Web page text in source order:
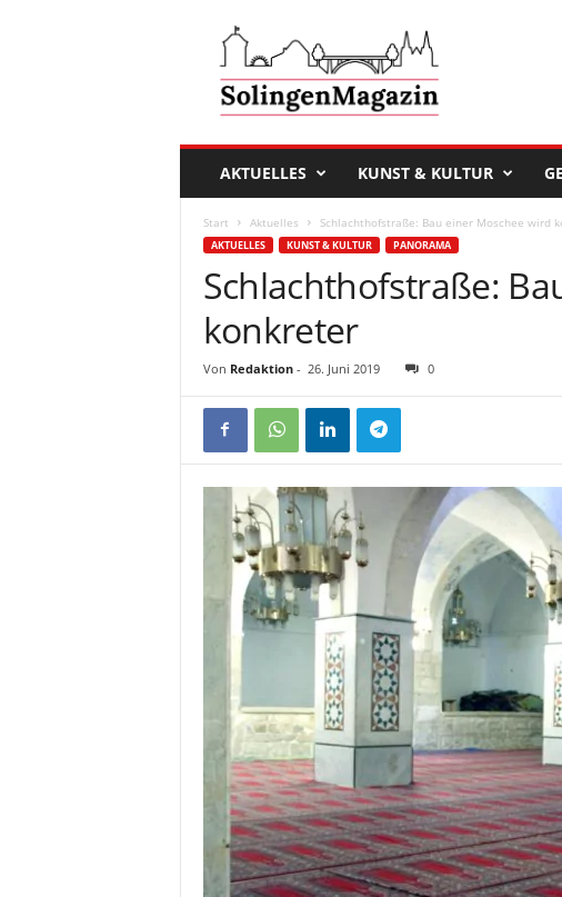
i
AKTUELLES KUNST & KULTUR
Start Aktuelles Schlachthofstraße: Bau einer Moschee wird
AKTUELLES KUNST & KULTUR PANORAMA
Schlachthofstraße:
konkreter
Von Redaktion- 26. Juni 2019 0